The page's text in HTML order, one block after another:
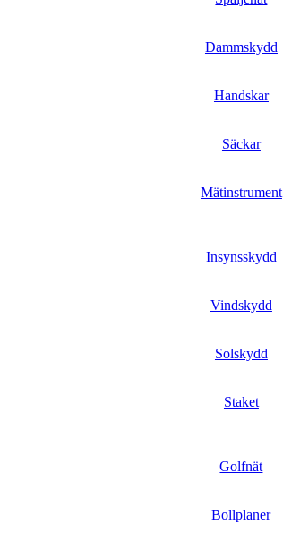
Dammskydd
Handskar
Säckar
Mätinstrument
Insynsskydd
Vindskydd
Solskydd
Staket
Golfnät
Bollplaner